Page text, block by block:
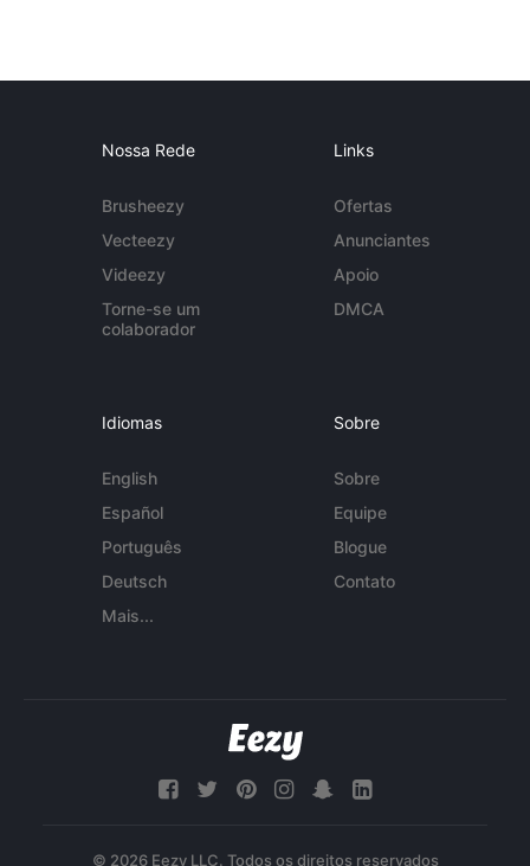
Nossa Rede
Brusheezy
Vecteezy
Videezy
Torne-se um
colaborador
Links
Ofertas
Anunciantes
Apoio
DMCA
Idiomas
English
Español
Português
Deutsch
Mais...
Sobre
Sobre
Equipe
Blogue
Contato
© 2026 Eezy LLC. Todos os direitos reservados